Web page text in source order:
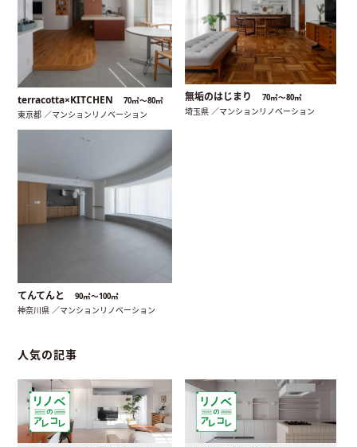
terracotta×KITCHEN 70㎡〜80㎡
東京都 ／マンションリノベーション
無垢のはじまり 70㎡〜80㎡
埼玉県 ／マンションリノベーション
てんてんと 90㎡〜100㎡
神奈川県 ／マンションリノベーション
人気の記事